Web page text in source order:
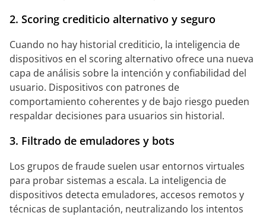
2. Scoring crediticio alternativo y seguro
Cuando no hay historial crediticio, la inteligencia de
dispositivos en el scoring alternativo ofrece una nueva
capa de análisis sobre la intención y confiabilidad del
usuario. Dispositivos con patrones de
comportamiento coherentes y de bajo riesgo pueden
respaldar decisiones para usuarios sin historial.
3. Filtrado de emuladores y bots
Los grupos de fraude suelen usar entornos virtuales
para probar sistemas a escala. La inteligencia de
dispositivos detecta emuladores, accesos remotos y
técnicas de suplantación, neutralizando los intentos